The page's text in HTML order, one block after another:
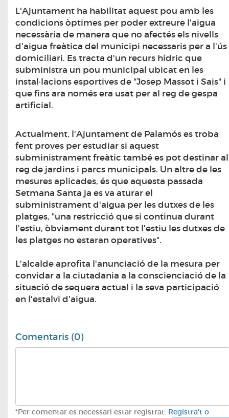
​L'Ajuntament ha habilitat aquest pou amb les
condicions òptimes per poder extreure l'aigua
necessària de manera que no afectés els nivells
d'aigua freàtica del municipi necessaris per a l'ús
domiciliari. Es tracta d'un recurs hídric que
subministra un pou municipal ubicat en les
instal·lacions esportives de "Josep Massot i Sais" i
que fins ara només era usat per al reg de gespa
artificial.
Actualment, l'Ajuntament de Palamós es troba
fent proves per estudiar si aquest
subministrament freàtic també es pot destinar al
reg de jardins i parcs municipals. Un altre de les
mesures aplicades, és que aquesta passada
Setmana Santa ja es va aturar el
subministrament d'aigua per les dutxes de les
platges, "una restricció que si continua durant
l'estiu, òbviament durant tot l'estiu les dutxes de
les platges no estaran operatives".
L'alcalde aprofita l'anunciació de la mesura per
convidar a la ciutadania a la conscienciació de la
situació de sequera actual i la seva participació
en l'estalvi d'aigua.
Comentaris (0)
*Per comentar es necessari estar registrat. Registra't o